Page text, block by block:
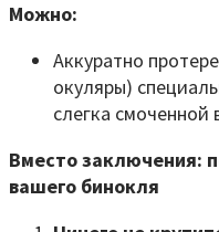
Можно:
Аккуратно
окуляры)
слегка смоченной
Вместо заключения:
вашего бинокля